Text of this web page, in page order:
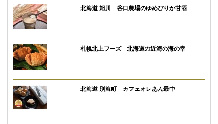
北海道 旭川 谷口農場のゆめぴりか甘酒
札幌北上フーズ 北海道の近海の海の幸
北海道 別海町 カフェオレあん最中